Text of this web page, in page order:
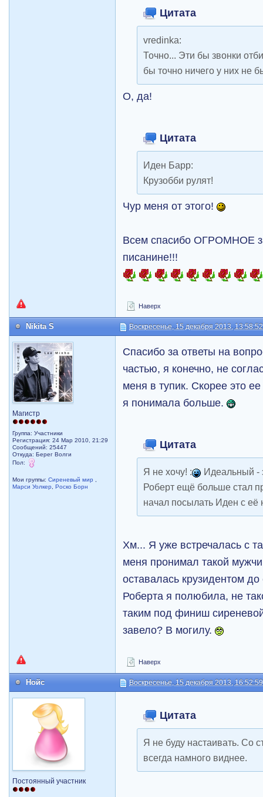
Цитата
vredinka:
Точно... Эти бы звонки
бы точно ничего у них не
О, да!
Цитата
Иден Барр:
Крузобби рулят!
Чур меня от этого!
Всем спасибо ОГРОМНОЕ
писанине!!!
Наверх
Nikita S Воскресенье, 15 декабря 2013, 13:58:52
Магистр
Группа: Участники
Регистрация: 24 Мар 2010, 21:29
Сообщений: 25447
Откуда: Берег Волги
Пол:
Мои группы:Сиреневый мир
Марси Уолкер
,Роско Борн
Спасибо за ответы на
частью, я конечно, не
меня в тупик. Скорее это
я понимала больше.
Цитата
Я не хочу! :
Идеальный -
Роберт ещё больше стал
начал посылать Иден с её
Хм... Я уже встречалась с
меня пронимал такой
оставалась крузидентом
Роберта я полюбила, не
таким под финиш
завело? В могилу.
Наверх
Нойс Воскресенье, 15 декабря 2013, 16:52:59
Постоянный участник
Цитата
Я не буду настаивать. Со
всегда намного виднее.